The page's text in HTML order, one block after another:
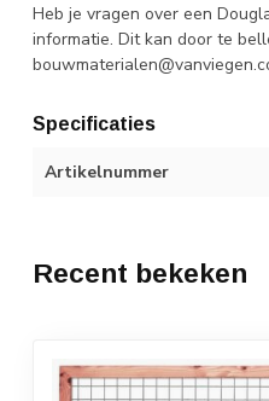
Heb je vragen over een
informatie. Dit kan door te
Specificaties
Artikelnummer
Recent bekeken